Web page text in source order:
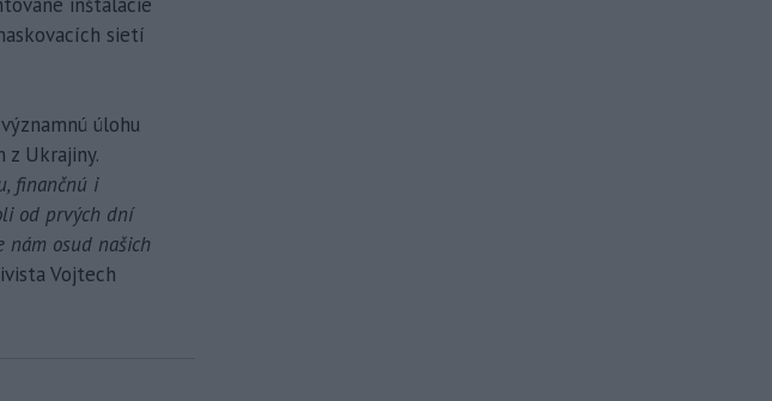
sietí
úlohu
z Ukrajiny.
finančnú i
od prvých dní
nám osud našich
Vojtech